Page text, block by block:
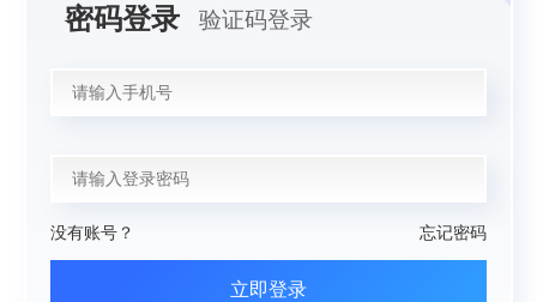
密码登录 验证码登录
没有账号？ 忘记密码
立即登录